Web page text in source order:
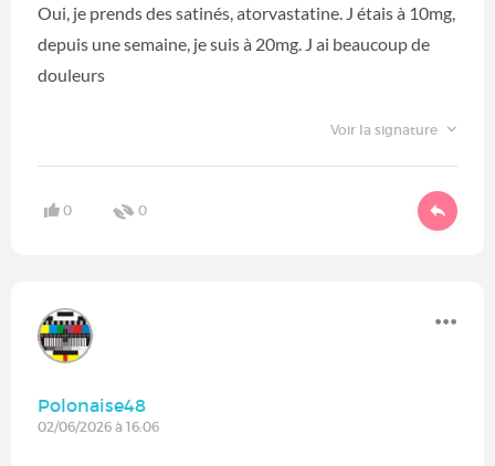
Oui, je prends des satinés, atorvastatine. J étais à 10mg,
depuis une semaine, je suis à 20mg. J ai beaucoup de
douleurs
Voir la signature
0 0
Polonaise48
02/06/2026 à 16:06